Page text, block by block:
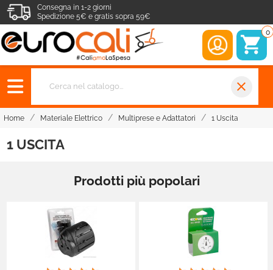
Consegna in 1-2 giorni
Spedizione 5€ e gratis sopra 59€
0
close
Home Materiale Elettrico Multiprese e Adattatori 1 Uscita
1 USCITA
Prodotti più popolari